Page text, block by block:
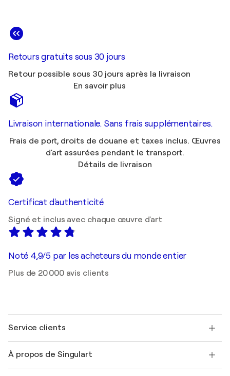
Retours gratuits sous 30 jours
Retour possible sous 30 jours après la livraison
En savoir plus
Livraison internationale. Sans frais supplémentaires.
Frais de port, droits de douane et taxes inclus. Œuvres
d'art assurées pendant le transport.
Détails de livraison
Certificat d'authenticité
Signé et inclus avec chaque œuvre d'art
Noté 4,9/5 par les acheteurs du monde entier
Plus de 20 000 avis clients
Service clients
Expédition
À propos de Singulart